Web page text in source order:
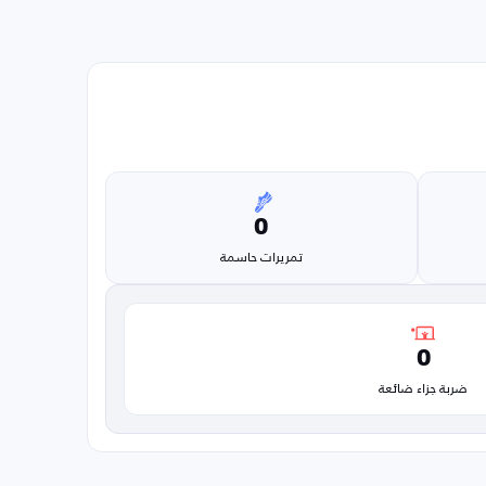
0
تمريرات حاسمة
0
ضربة جزاء ضائعة